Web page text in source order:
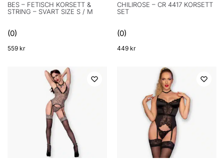
BES – FETISCH KORSETT &
STRING – SVART SIZE S / M
(0)
559 kr
CHILIROSE – CR 4417 KORSETT
SET
(0)
449 kr